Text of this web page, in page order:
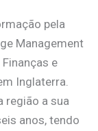
pela
Management
e
Inglaterra.
região a sua
anos, tendo